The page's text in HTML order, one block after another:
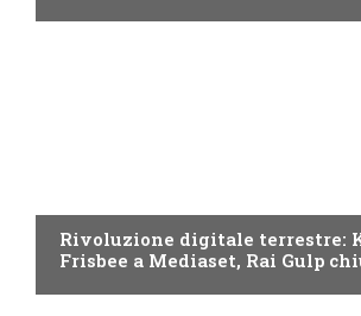
Rivoluzione digitale terrestre:
Frisbee a Mediaset, Rai Gulp